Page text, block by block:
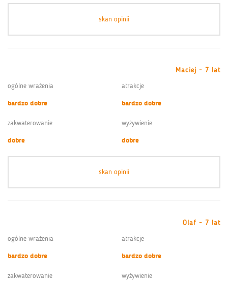
skan opinii
Maciej - 7 lat
ogólne wrażenia
bardzo dobre
atrakcje
bardzo dobre
zakwaterowanie
dobre
wyżywienie
dobre
skan opinii
Olaf - 7 lat
ogólne wrażenia
bardzo dobre
atrakcje
bardzo dobre
zakwaterowanie wyżywienie